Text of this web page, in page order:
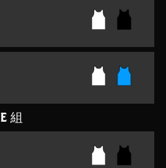
E 組